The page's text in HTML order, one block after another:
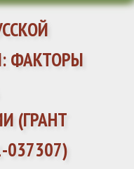
ФАКТОРЫ
(ГРАНТ